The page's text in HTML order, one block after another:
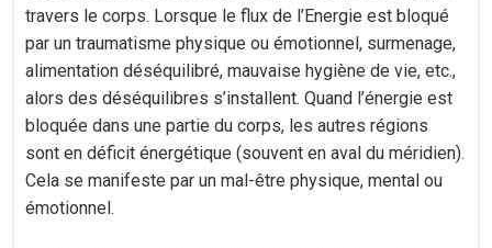
travers le corps. Lorsque le flux de l’Energie est bloqué
par un traumatisme physique ou émotionnel, surmenage,
alimentation déséquilibré, mauvaise hygiène de vie, etc.,
alors des déséquilibres s’installent. Quand l’énergie est
bloquée dans une partie du corps, les autres régions
sont en déficit énergétique (souvent en aval du méridien).
Cela se manifeste par un mal-être physique, mental ou
émotionnel.